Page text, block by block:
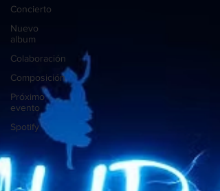
Concierto
Nuevo
album
Colaboración
Composición
Próximo
evento
Spotify